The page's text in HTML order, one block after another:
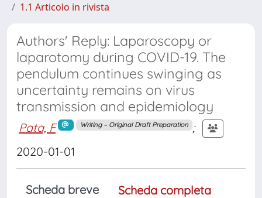
1.1 Articolo in rivista
Authors' Reply: Laparoscopy or
laparotomy during COVID-19. The
pendulum continues swinging as
uncertainty remains on virus
transmission and epidemiology
Pata, F Writing – Original Draft Preparation
;
2020-01-01
Scheda breve
Scheda completa